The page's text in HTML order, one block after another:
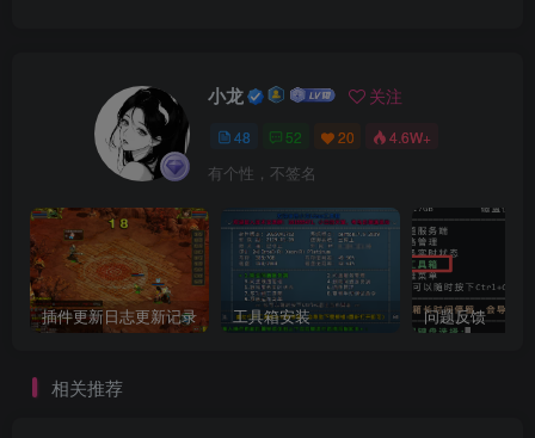
小龙 关注
48 52 20 4.6W+
有个性，不签名
插件更新日志更新记录 工具箱安装 问题反馈
相关推荐